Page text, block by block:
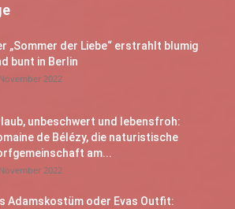
„Sommer der Liebe“ erstrahlt blumig
bunt in Berlin
2022
unbeschwert und lebensfroh:
de Bélézy, die naturistische
am...
2022
Adamskostüm oder Evas Outfit: